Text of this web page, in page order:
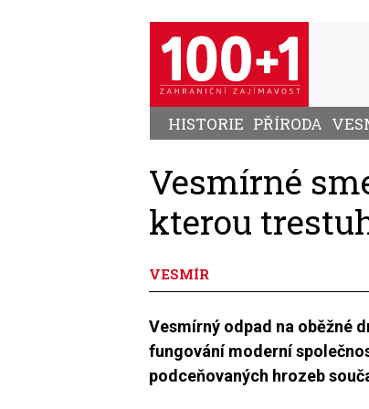
HISTORIE PŘÍRODA
Vesmírné
kterou
VESMÍR
Vesmírný odpad na oběžné
fungování moderní
podceňovaných hrozeb